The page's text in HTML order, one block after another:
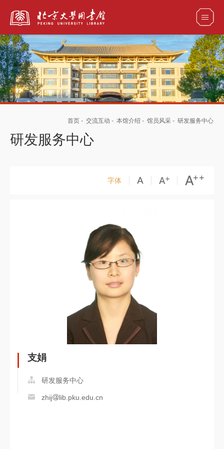
全部资源
首页 - 交流互动 - 本馆介绍 - 馆员风采 - 研发服务中心
研发服务中心
字体
支娟
研发服务中心
zhij lib.pku.edu.cn